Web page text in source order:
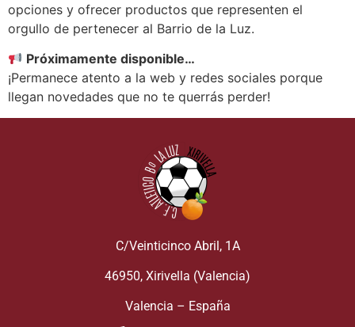
opciones y ofrecer productos que representen el
orgullo de pertenecer al Barrio de la Luz.
Próximamente disponible…
¡Permanece atento a la web y redes sociales porque
llegan novedades que no te querrás perder!
C/Veinticinco Abril, 1A
46950, Xirivella (Valencia)
Valencia – España